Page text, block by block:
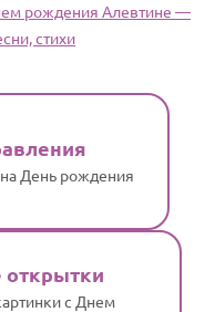
рождения Алевтине —
стихи
День рождения
с Днем